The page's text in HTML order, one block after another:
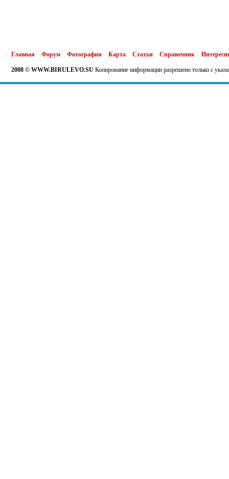
Главная Форум Фотографии Карта Статьи Справочник
2008 © WWW.BIRULEVO.SU Копирование информации разрешено только с